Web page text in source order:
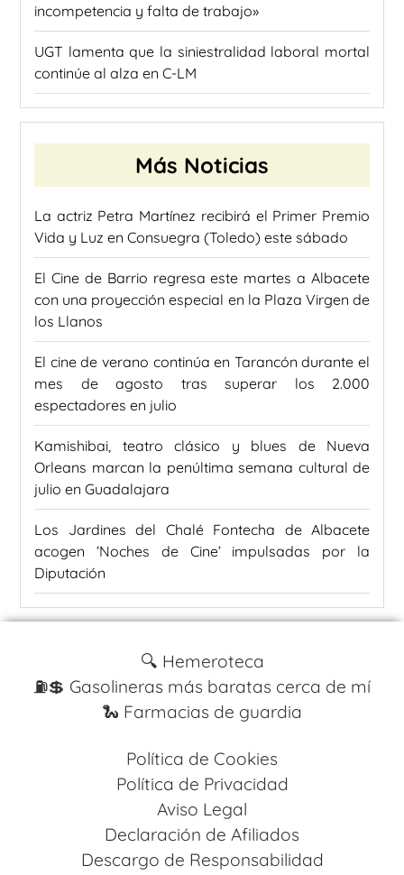
incompetencia y falta de trabajo»
UGT lamenta que la siniestralidad laboral mortal
continúe al alza en C-LM
Más Noticias
La actriz Petra Martínez recibirá el Primer Premio
Vida y Luz en Consuegra (Toledo) este sábado
El Cine de Barrio regresa este martes a Albacete
con una proyección especial en la Plaza Virgen de
los Llanos
El cine de verano continúa en Tarancón durante el
mes de agosto tras superar los 2.000
espectadores en julio
Kamishibai, teatro clásico y blues de Nueva
Orleans marcan la penúltima semana cultural de
julio en Guadalajara
Los Jardines del Chalé Fontecha de Albacete
acogen ‘Noches de Cine’ impulsadas por la
Diputación
🔍 Hemeroteca
⛽️💲 Gasolineras más baratas cerca de mí
🐍 Farmacias de guardia
Política de Cookies
Política de Privacidad
Aviso Legal
Declaración de Afiliados
Descargo de Responsabilidad